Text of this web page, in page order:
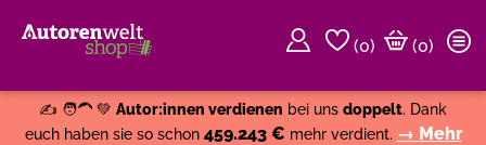
(0)
(0)
✍️ 🧑‍🦱 💚 Autor:innen verdienen bei uns doppelt. Dank
euch haben sie so schon 459.243 € mehr verdient. → Mehr